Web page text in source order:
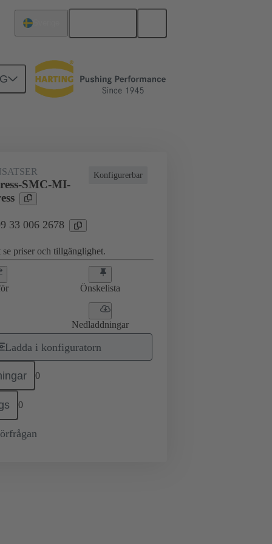
för industritillämpningar
Konfigurerbar
SMC-MI-
33 006 2678
priser och tillgänglighet.
Önskelista
Nedladdningar
Ladda i konfiguratorn
0
0